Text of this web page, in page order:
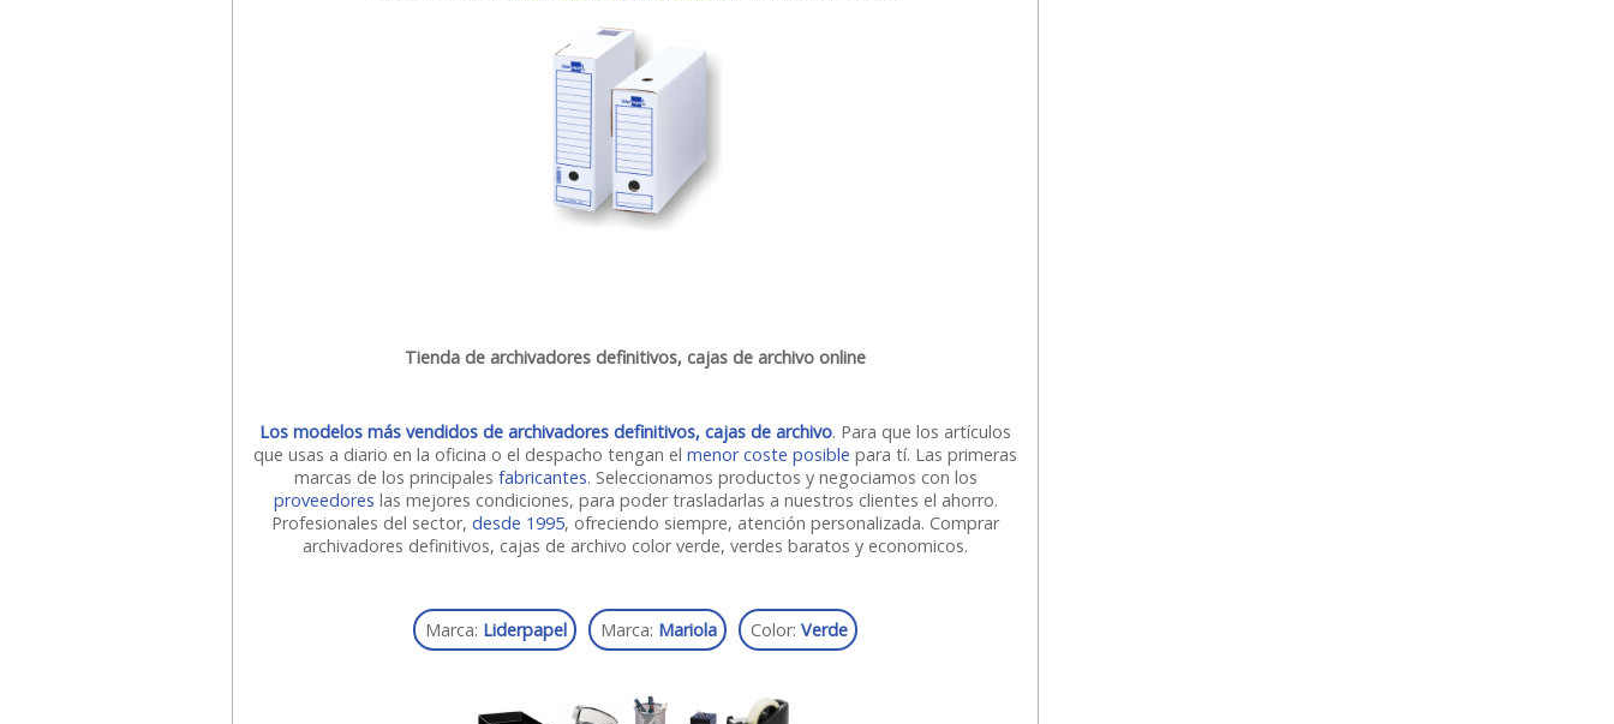
Tienda de archivadores definitivos, cajas de archivo online
Los modelos más vendidos de archivadores definitivos, cajas de archivo. Para que los artículos
que usas a diario en la oficina o el despacho tengan elmenor coste posible para tí. Las primeras
marcas de los principales fabricantes. Seleccionamos productos y negociamos con los
proveedores las mejores condiciones, para poder trasladarlas a nuestros clientes el ahorro.
Profesionales del sector,desde 1995, ofreciendo siempre, atención personalizada. Comprar
archivadores definitivos, cajas de archivo color verde, verdes baratos y economicos.
Marca: Liderpapel Marca: Mariola Color:Verde